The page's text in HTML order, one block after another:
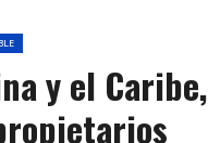
y el Caribe,